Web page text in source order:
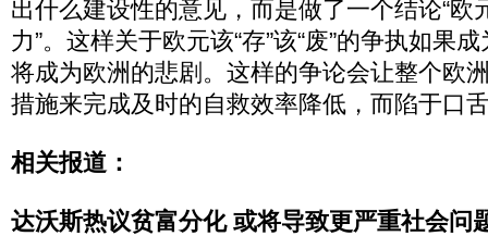
出什么建设性的意见，而是做了一个结论“欧
力”。这样关于欧元该“存”该“废”的争执如果
将成为欧洲的悲剧。这样的争论会让整个欧
措施来完成及时的自救效率降低，而陷于口
相关报道：
达沃斯热议贫富分化 或将导致更严重社会问